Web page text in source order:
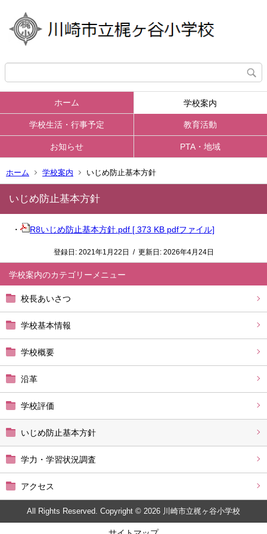
ホーム 学校案内
学校生活・行事予定 教育活動
お知らせ PTA・地域
ホーム 学校案内 いじめ防止基本方針
学校案内
校長あいさつ
学校基本情報
学校概要
沿革
学校評価
いじめ防止基本方針
学力・学習状況調査
アクセス
いじめ防止基本方針
・ R8いじめ防止基本方針.pdf [ 373 KB pdfファイル]
登録日: 2021年1月22日 / 更新日: 2026年4月24日
All Rights Reserved. Copyright © 2026 川崎市立梶ヶ谷小学校